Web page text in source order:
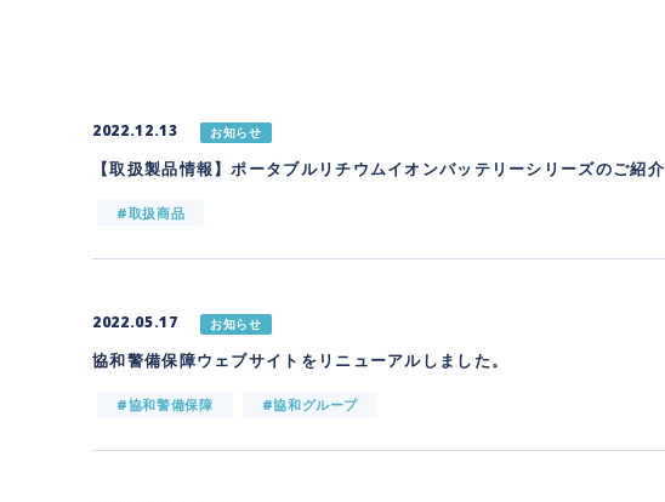
2022.12.13 お知らせ
【取扱製品情報】ポータブルリチウムイオンバッテリーシリーズのご紹介
#取扱商品
2022.05.17 お知らせ
協和警備保障ウェブサイトをリニューアルしました。
#協和警備保障 #協和グループ